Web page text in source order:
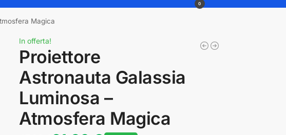
0
Magica
In offerta!
Proiettore
Astronauta Galassia
Luminosa –
Atmosfera Magica